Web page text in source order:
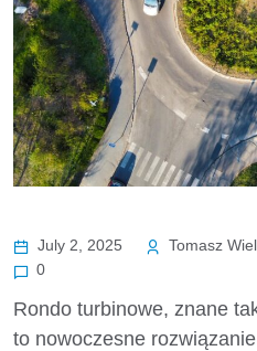
July 2, 2025 Tomasz
0
Rondo turbinowe, znane
to nowoczesne